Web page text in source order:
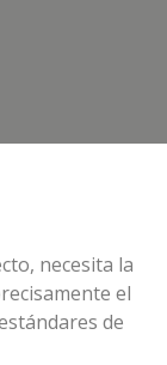
necesita la
el
de